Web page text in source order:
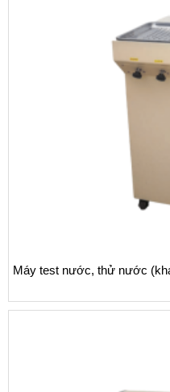
Máy test nước, thử nước